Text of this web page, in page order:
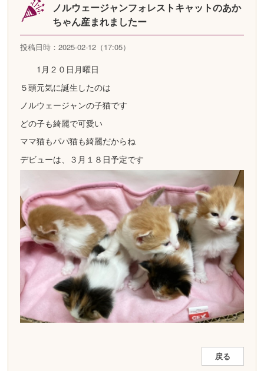
ノルウェージャンフォレストキャットのあか
ちゃん産まれましたー
投稿日時：2025-02-12（17:05）
1月２０日月曜日
５頭元気に誕生したのは
ノルウェージャンの子猫です
どの子も綺麗で可愛い
ママ猫もパパ猫も綺麗だからね
デビューは、３月１８日予定です
戻る